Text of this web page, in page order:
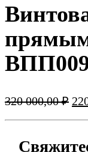
320 000,00₽